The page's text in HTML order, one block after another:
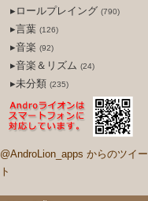
▸ロールプレイング (790)
▸言葉 (126)
▸音楽 (92)
▸音楽＆リズム (24)
▸未分類 (235)
@AndroLion_apps からのツイー
ト